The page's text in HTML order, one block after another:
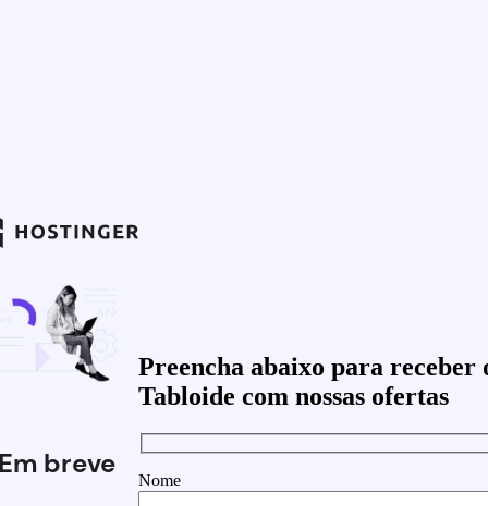
breve
Preencha abaixo para receber
Tabloide com nossas ofertas
Nome